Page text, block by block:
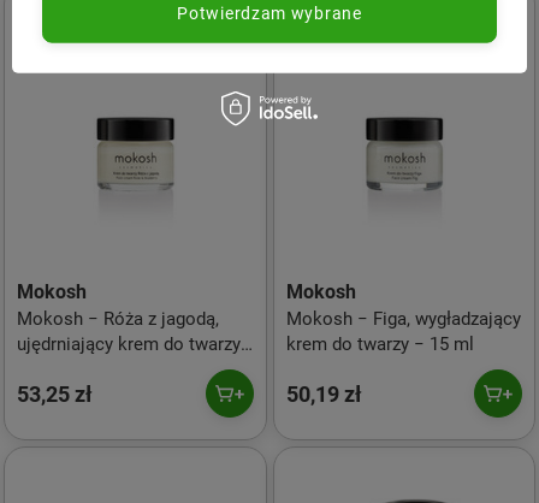
Mokosh
Mokosh − Róża z jagodą,
ujędrniający krem do twarzy
53,25 zł
Mokosh
Mokosh − Figa, wygładzający
krem do twarzy − 15 ml
50,19 zł
Potwierdzam wybrane